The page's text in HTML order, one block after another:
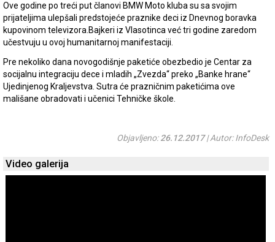
Ove godine po treći put članovi BMW Moto kluba su sa svojim
prijateljima ulepšali predstojeće praznike deci iz Dnevnog boravka
kupovinom televizora.Bajkeri iz Vlasotinca već tri godine zaredom
učestvuju u ovoj humanitarnoj manifestaciji.
Pre nekoliko dana novogodišnje paketiće obezbedio je Centar za
socijalnu integraciju dece i mladih „Zvezda“ preko „Banke hrane“
Ujedinjenog Kraljevstva. Sutra će prazničnim paketićima ove
mališane obradovati i učenici Tehničke škole.
Objavljeno:26.12.2017| Autor: InfoDesk
Video galerija